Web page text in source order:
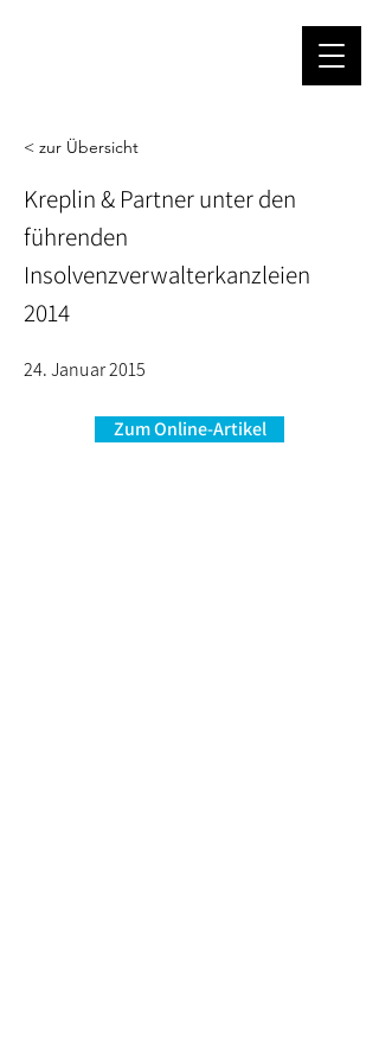
< zur Übersicht
Kreplin & Partner unter den
führenden
Insolvenzverwalterkanzleien
2014
24. Januar 2015
Zum Online-Artikel